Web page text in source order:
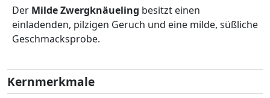
Der Milde Zwergknäueling besitzt einen
einladenden, pilzigen Geruch und eine milde, süßliche
Geschmacksprobe.
Kernmerkmale